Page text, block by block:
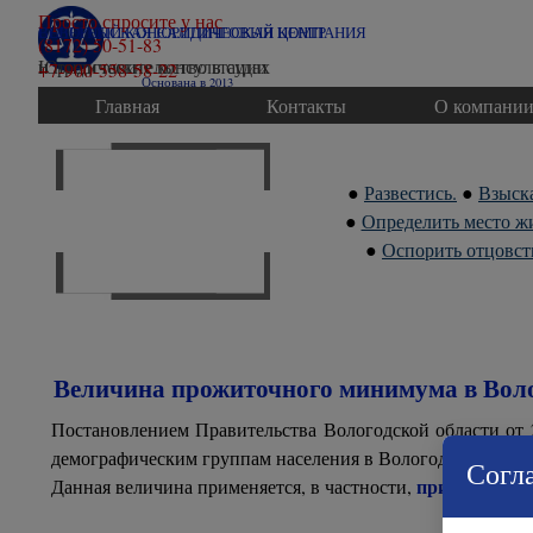
Перейти к контенту
ВОЛОГОДСКАЯ ЮРИДИЧЕСКАЯ КОМПАНИЯ
СЕВЕРНЫЙ КОНСАЛТИНГОВЫЙ ЦЕНТР
Юридические консультации
и представительство в судах
Просто спросите у нас
(8172) 50-51-83
+7-900-558-58-22Основана в 2013
Главная Контакты О компании
● Развестись. ●
● Определить место
● Оспорить
Величина прожиточного минимума в
Постановлением Правительства Вологодской
демографическим группам населения в Вологодской
Данная величина применяется, в частности,при расчете